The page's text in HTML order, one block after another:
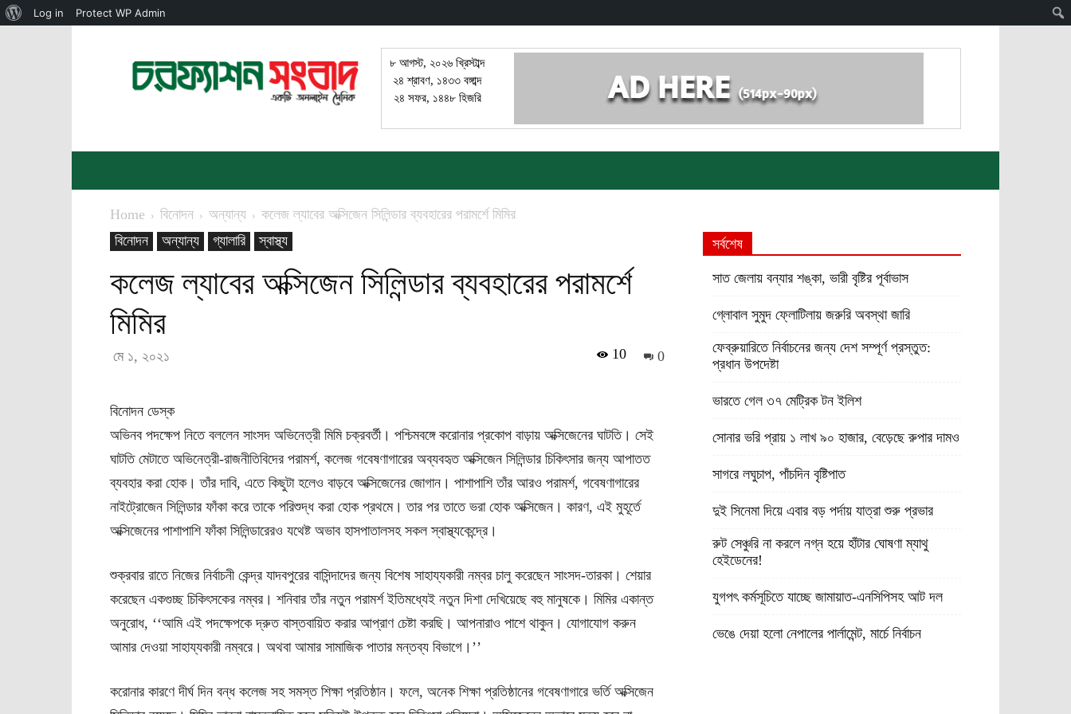
সংবাদ
৮ আগস্ট, ২০২৬ খ্রিস্টাব্দ
২৪ শ্রাবণ, ১৪৩৩ বঙ্গাব্দ
২৪ সফর, ১৪৪৮ হিজরি
Home বিনোদন অন্যান্য
কলেজ ল্যাবের অক্সিজেন সিলিন্ডার ব্যবহারের পরামর্শে মিমির
বিনোদন
অন্যান্য গ্যালারি স্বাস্থ্য
কলেজ ল্যাবের অক্সিজেন সিলিন্ডার ব্যবহারের পরামর্শে
মিমির
মে ১, ২০২১ 0
10
বিনোদন ডেস্ক
অভিনব পদক্ষেপ নিতে বললেন সাংসদ অভিনেত্রী মিমি চক্রবর্তী। পশ্চিমবঙ্গে করোনার প্রকোপ বাড়ায় অক্সিজেনের ঘাটতি। সেই
ঘাটতি মেটাতে অভিনেত্রী-রাজনীতিবিদের পরামর্শ, কলেজ গবেষণাগারের অব্যবহৃত অক্সিজেন সিলিন্ডার চিকিৎসার জন্য আপাতত
ব্যবহার করা হোক। তাঁর দাবি, এতে কিছুটা হলেও বাড়বে অক্সিজেনের জোগান। পাশাপাশি তাঁর আরও পরামর্শ, গবেষণাগারের
নাইট্রোজেন সিলিন্ডার ফাঁকা করে তাকে পরিশুদ্ধ করা হোক প্রথমে। তার পর তাতে ভরা হোক অক্সিজেন। কারণ, এই মুহূর্তে
অক্সিজেনের পাশাপাশি ফাঁকা সিলিন্ডারেরও যথেষ্ট অভাব হাসপাতালসহ সকল স্বাস্থ্যকেন্দ্রে।
শুক্রবার রাতে নিজের নির্বাচনী কেন্দ্র যাদবপুরের বাসিন্দাদের জন্য বিশেষ সাহায্যকারী নম্বর চালু করেছেন সাংসদ-তারকা। শেয়ার
করেছেন একগুচ্ছ চিকিৎসকের নম্বর। শনিবার তাঁর নতুন পরামর্শ ইতিমধ্যেই নতুন দিশা দেখিয়েছে বহু মানুষকে। মিমির একান্ত
অনুরোধ, ‘‘আমি এই পদক্ষেপকে দ্রুত বাস্তবায়িত করার আপ্রাণ চেষ্টা করছি। আপনারাও পাশে থাকুন। যোগাযোগ করুন
আমার দেওয়া সাহায্যকারী নম্বরে। অথবা আমার সামাজিক পাতার মন্তব্য বিভাগে।’’
করোনার কারণে দীর্ঘ দিন বন্ধ কলেজ সহ সমস্ত শিক্ষা প্রতিষ্ঠান। ফলে, অনেক শিক্ষা প্রতিষ্ঠানের গবেষণাগারে ভর্তি অক্সিজেন
সর্বশেষ
সাত জেলায় বন্যার শঙ্কা, ভারী বৃষ্টির পূর্বাভাস
গ্লোবাল সুমুদ ফ্লোটিলায় জরুরি অবস্থা জারি
ফেব্রুয়ারিতে নির্বাচনের জন্য দেশ সম্পূর্ণ প্রস্তুত:
প্রধান উপদেষ্টা
ভারতে গেল ৩৭ মেট্রিক টন ইলিশ
সোনার ভরি প্রায় ১ লাখ ৯০ হাজার, বেড়েছে রুপার দামও
সাগরে লঘুচাপ, পাঁচদিন বৃষ্টিপাত
দুই সিনেমা দিয়ে এবার বড় পর্দায় যাত্রা শুরু প্রভার
রুট সেঞ্চুরি না করলে নগ্ন হয়ে হাঁটার ঘোষণা ম্যাথু
হেইডেনের!
যুগপৎ কর্মসূচিতে যাচ্ছে জামায়াত-এনসিপিসহ আট দল
ভেঙে দেয়া হলো নেপালের পার্লামেন্ট, মার্চে নির্বাচন
About
Log in Protect WP Admin